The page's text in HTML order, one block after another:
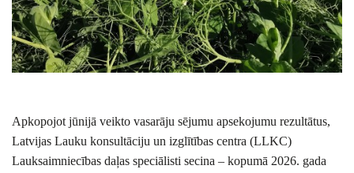
Apkopojot jūnijā veikto vasarāju sējumu apsekojumu rezultātus,
Latvijas Lauku konsultāciju un izglītības centra (LLKC)
Lauksaimniecības daļas speciālisti secina – kopumā 2026. gada